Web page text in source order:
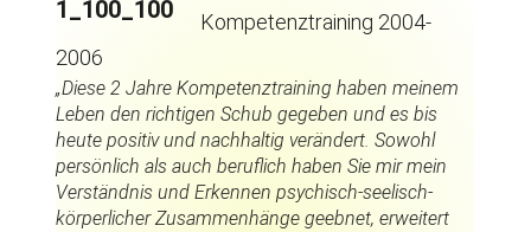
Kompetenztraining 2004-
2006
„Diese 2 Jahre Kompetenztraining haben meinem
Leben den richtigen Schub gegeben und es bis
heute positiv und nachhaltig verändert. Sowohl
persönlich als auch beruflich haben Sie mir mein
Verständnis und Erkennen psychisch-seelisch-
körperlicher Zusammenhänge geebnet, erweitert